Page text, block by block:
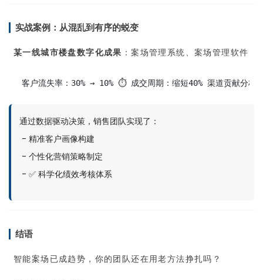
实战案例：从混乱到有序的蜕变
某一线城市楼盘数字化成果 ：案场管理系统、案场管理软件
客户流失率：30% → 10% ⏱️ 成交周期：缩短40% 渠道贡献分析
通过数据驱动决策，销售团队实现了：
- 精准客户画像构建
- 个性化营销策略制定
- ✅ 科学化绩效考核体系
结语
智能案场已成趋势，你的团队还在用老方法挣扎吗？